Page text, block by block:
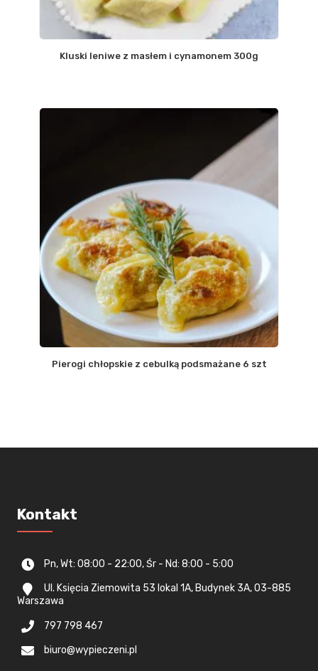
Kluski leniwe z masłem i cynamonem 300g
Pierogi chłopskie z cebulką podsmażane 6 szt
Kontakt
Pn, Wt: 08:00 - 22:00, Śr - Nd: 8:00 - 5:00
Ul. Księcia Ziemowita 53 lokal 1A, Budynek 3A, 03-885
Warszawa
797 798 467
biuro@wypieczeni.pl